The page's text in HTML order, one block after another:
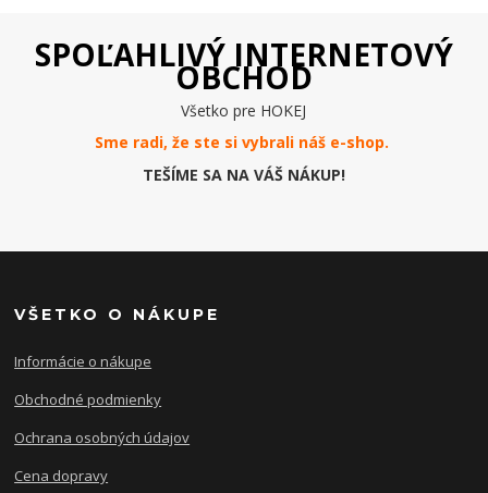
SPOĽAHLIVÝ INTERNETOVÝ
OBCHOD
Všetko pre HOKEJ
Sme radi, že ste si vybrali náš e-shop.
TEŠÍME SA NA VÁŠ NÁKUP!
VŠETKO O NÁKUPE
Informácie o nákupe
Obchodné podmienky
Ochrana osobných údajov
Cena dopravy